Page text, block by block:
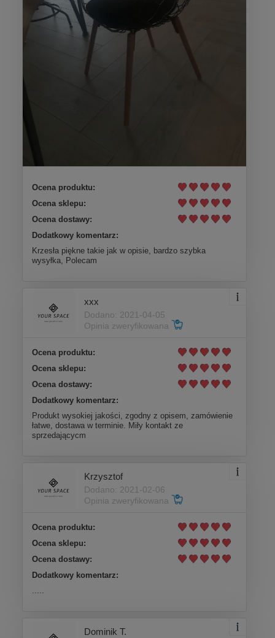
Ocena produktu:
Ocena sklepu:
Ocena dostawy:
Dodatkowy komentarz:
Krzesła piękne takie jak w opisie, bardzo szybka
wysyłka, Polecam
xxx
Dodano: 2021-04-05
Opinia zweryfikowana
Ocena produktu:
Ocena sklepu:
Ocena dostawy:
Dodatkowy komentarz:
Produkt wysokiej jakości, zgodny z opisem, zamówienie
łatwe, dostawa w terminie. Miły kontakt ze
sprzedającycm
Krzysztof
Dodano: 2021-02-06
Opinia zweryfikowana
Ocena produktu:
Ocena sklepu:
Ocena dostawy:
Dodatkowy komentarz:
.....
Dominik T.